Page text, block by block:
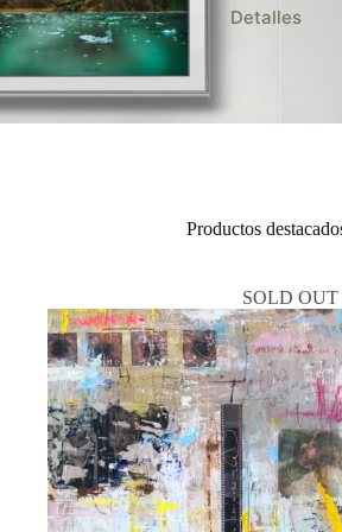
Detalles
Productos
SOLD OUT